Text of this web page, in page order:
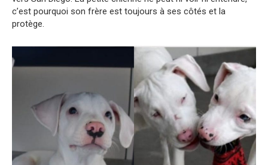
c’est pourquoi son frère est toujours à ses côtés et la
protège.